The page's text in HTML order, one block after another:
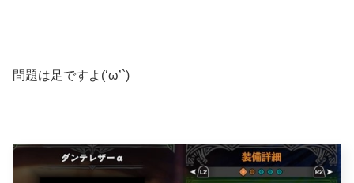
問題は足ですよ(‘ω’`)